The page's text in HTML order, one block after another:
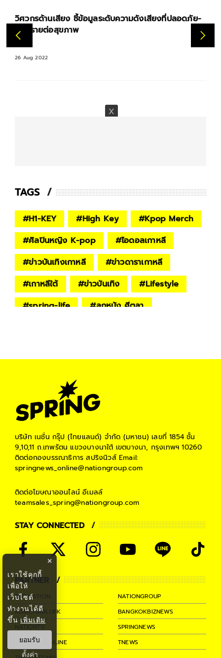
วิศวกรด้านเสียง ชี้ข้อมูลระดับความดังเสียงที่ปลอดภัย-
อันตรายต่อสุขภาพ
26 Aug 2022
TAGS
#H1-KEY #High Key #Kpop Merch
#ศิลปินหญิง K-pop #ไอดอลเกาหลี
#ข่าวบันเทิงเกาหลี #ข่าวดาราเกาหลี
#เกาหลีใต้ #ข่าวบันเทิง #Lifestyle
#spring-life #ลูกหนัง ศีตลา
บริษัท เนชั่น กรุ๊ป (ไทยแลนด์) จำกัด (มหาชน) เลขที่ 1854 ชั้น
9,10,11 ถ.เทพรัตน แขวงบางนาใต้ เขตบางนา, กรุงเทพฯ 10260
ติดต่อกองบรรณาธิการ สปริงนิวส์Email:
springnews_online@nationgroup.com
ติดต่อโฆษณาออนไลน์ อีเมลล์
teamsales_spring@nationgroup.com
STAY CONNECTED
PARTNER
THE NATION
NATIONGROUP
KOMCHADLUEK
BANGKOKBIZNEWS
NATIONTV
SPRINGNEWS
THAINEWSONLINE
TNEWS
×
เราใช้คุกกี้
เพื่อให้
เว็บไซต์
ทำงานได้ดี
ขึ้น เพิ่มเติม
ยอมรับ
ตั้งค่า